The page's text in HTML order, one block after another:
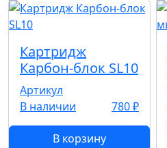
Картридж
Карбон-блок SL10
Артикул
В наличии
780 ₽
В корзину